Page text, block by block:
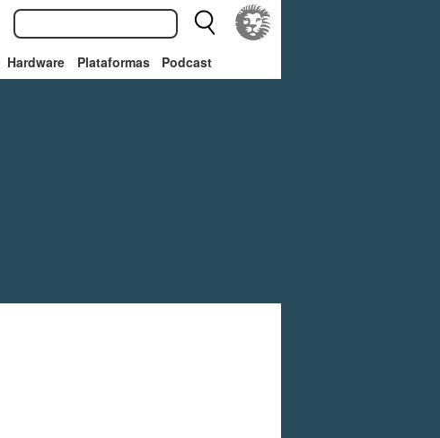
Hardware Plataformas Podcast